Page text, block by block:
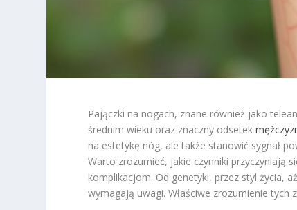
Pajączki na nogach, znane również jako
średnim wieku oraz znaczny odsetek
na estetykę nóg, ale także stanowić sygnał
Warto zrozumieć, jakie czynniki przyczyniają
komplikacjom. Od genetyki, przez styl życia,
wymagają uwagi. Właściwe zrozumienie